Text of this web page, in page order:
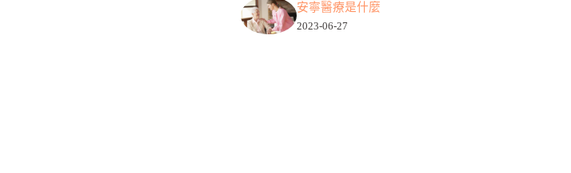
安寧醫療是什麼
2023-06-27